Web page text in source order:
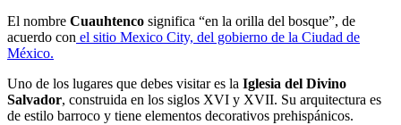
El nombre Cuauhtenco significa “en la orilla del bosque”, de
acuerdo con el sitio Mexico City, del gobierno de la Ciudad de
México.
Uno de los lugares que debes visitar es la Iglesia del Divino
Salvador, construida en los siglos XVI y XVII. Su arquitectura es
de estilo barroco y tiene elementos decorativos prehispánicos.